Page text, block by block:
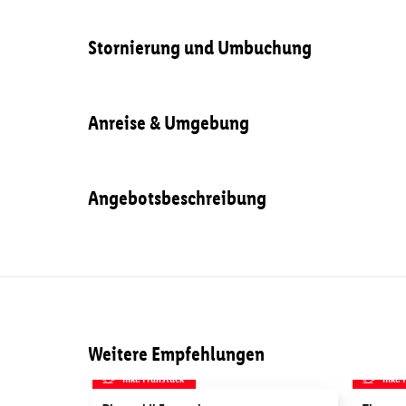
Stornierung und Umbuchung
Anreise & Umgebung
Angebotsbeschreibung
Weitere Empfehlungen
inkl. Frühstück inkl.